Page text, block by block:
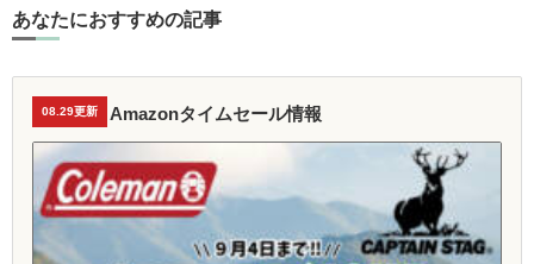
あなたにおすすめの記事
08.29更新 Amazonタイムセール情報